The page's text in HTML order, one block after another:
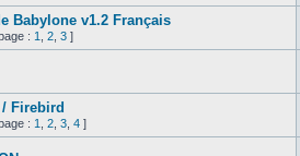
Babylone v1.2 Français
: 1 2 3 ]
/ Firebird
: 1 2 3 4 ]